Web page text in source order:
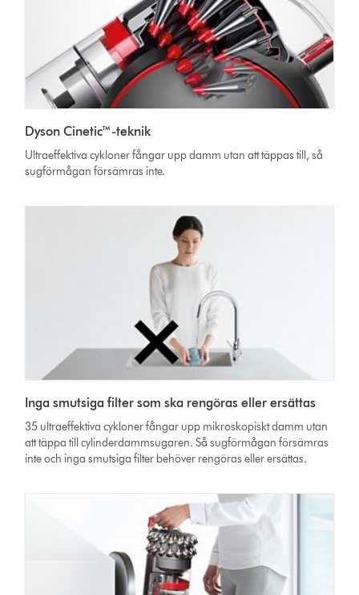
Dyson Cinetic™-teknik
Ultraeffektiva cykloner fångar upp damm utan att täppas till, så
sugförmågan försämras inte.
Inga smutsiga filter som ska rengöras eller ersättas
35 ultraeffektiva cykloner fångar upp mikroskopiskt damm utan
att täppa till cylinderdammsugaren. Så sugförmågan försämras
inte och inga smutsiga filter behöver rengöras eller ersättas.